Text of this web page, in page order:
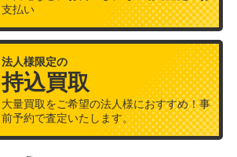
支払い
法人様限定の
持込買取
大量買取をご希望の法人様におすすめ！事
前予約で査定いたします。